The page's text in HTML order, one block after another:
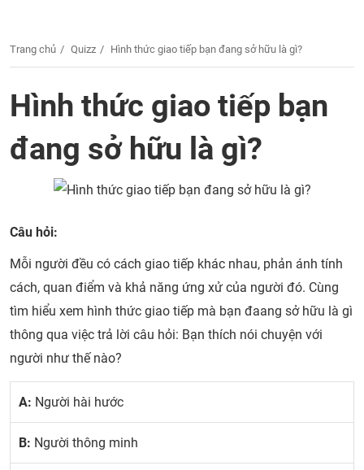
Trang chủ Quizz Hình thức giao tiếp bạn đang sở hữu là gì?
Hình thức giao tiếp bạn
đang sở hữu là gì?
Câu hỏi:
Mỗi người đều có cách giao tiếp khác nhau, phản ánh tính
cách, quan điểm và khả năng ứng xử của người đó. Cùng
tìm hiểu xem hình thức giao tiếp mà bạn đaang sở hữu là gì
thông qua việc trả lời câu hỏi: Bạn thích nói chuyện với
người như thế nào?
A: Người hài hước
B: Người thông minh